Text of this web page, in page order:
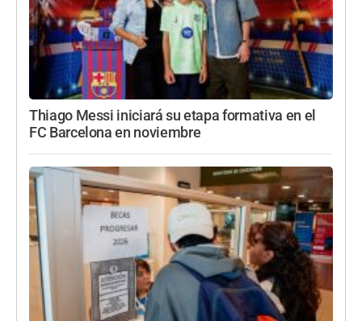
Thiago Messi iniciará su etapa formativa en el
FC Barcelona en noviembre